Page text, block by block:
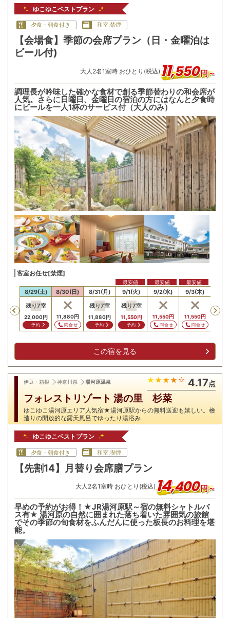
ゆこゆこベストプラン
夕食・朝食付き 和室:禁煙
【会場食】季節の会席プラン（日・金曜泊は
ビール付)
大人 2名1室時 おひとり(税込)11,550円～
調理長が吟味した確かな食材で創る季節替わりの和会席が
人気。さらに日曜日、金曜日の宿泊の方にはなんと夕食時
にビールを一人1杯のサービス付（大人のみ）
客室お任せ[禁煙]
Previous
円
8/29(土)
残り7室
22,000円
予約
8/30(日)
11,880円
問合せ
8/31(月)
残り7室
11,880円
予約
9/1(火)
残り7室
11,550円
予約
最安値
9/2(水)
11,550円
問合せ
最安値
9/3(木)
11,550円
問合せ
最安値
残り
この宿を見る
伊豆・箱根 神奈川県 湯河原温泉 4.17点
フォレストリゾート 湯の里 杉菜
ゆこゆこ湯河原エリア人気宿★湯河原駅からの無料送迎も嬉しい。檜
造りの開放的な露天風呂でゆったり湯浴み
ゆこゆこベストプラン
夕食・朝食付き 和室:喫煙
【先割14】月替り会席膳プラン
大人 2名1室時 おひとり(税込)14,400円～
早めの予約がお得！★JR湯河原駅～宿の無料シャトルバ
ス有★ 湯河原の自然に囲まれた落ち着いた雰囲気の旅館
でその季節の旬食材をふんだんに使った板長のお料理を堪
能。